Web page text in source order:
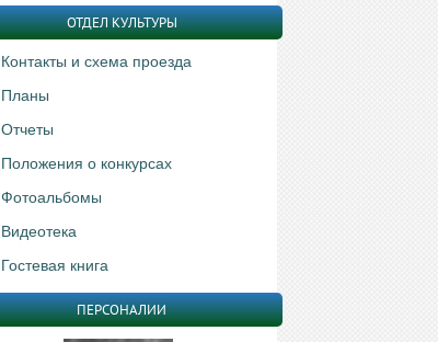
ОТДЕЛ КУЛЬТУРЫ
Контакты и схема проезда
Планы
Отчеты
Положения о конкурсах
Фотоальбомы
Видеотека
Гостевая книга
ПЕРСОНАЛИИ